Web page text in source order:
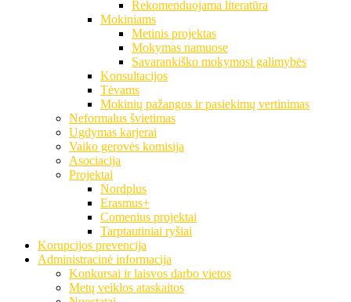
Rekomenduojama literatūra
Mokiniams
Metinis projektas
Mokymas namuose
Savarankiško mokymosi galimybės
Konsultacijos
Tėvams
Mokinių pažangos ir pasiekimų vertinimas
Neformalus švietimas
Ugdymas karjerai
Vaiko gerovės komisija
Asociacija
Projektai
Nordplus
Erasmus+
Comenius projektai
Tarptautiniai ryšiai
Korupcijos prevencija
Administracinė informacija
Konkursai ir laisvos darbo vietos
Metų veiklos ataskaitos